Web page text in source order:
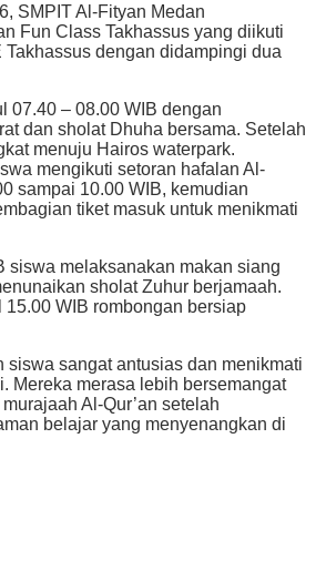
SMPIT Al-Fityan Medan
Fun Class Takhassus yang diikuti
dengan didampingi dua
07.40 – 08.00 WIB dengan
dan sholat Dhuha bersama. Setelah
menuju Hairos waterpark.
mengikuti setoran hafalan Al-
sampai 10.00 WIB, kemudian
tiket masuk untuk menikmati
siswa melaksanakan makan siang
sholat Zuhur berjamaah.
15.00 WIB rombongan bersiap
sangat antusias dan menikmati
Mereka merasa lebih bersemangat
Al-Qur’an setelah
belajar yang menyenangkan di